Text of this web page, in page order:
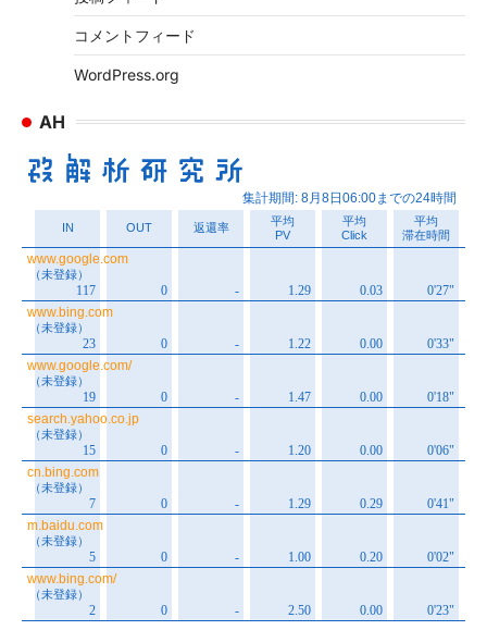
コメントフィード
WordPress.org
AH